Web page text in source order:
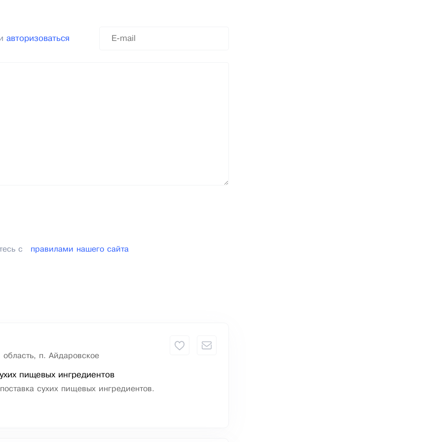
авторизоваться
с правилами нашего сайта
область, п. Айдаровское
пищевых ингредиентов
сухих пищевых ингредиентов.